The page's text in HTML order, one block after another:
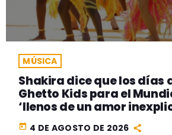
MÚSICA
Shakira dice que los días
Ghetto Kids para el
‘llenos de un amor
today 4 DE AGOSTO DE 2026